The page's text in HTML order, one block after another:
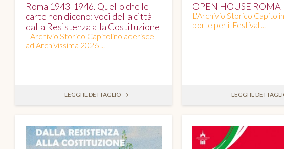
Roma 1943-1946. Quello che le
carte non dicono: voci della città
dalla Resistenza alla Costituzione
L'Archivio Storico Capitolino aderisce
ad Archivissima 2026 ...
LEGGI IL DETTAGLIO
OPEN HOUSE ROMA
L'Archivio Storico
porte per il Festival ...
LEGGI IL